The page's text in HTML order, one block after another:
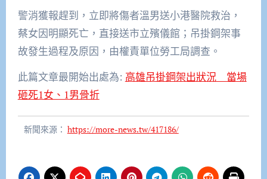
警消獲報趕到，立即將傷者溫男送小港醫院救治，
蔡女因明顯死亡，直接送市立殯儀館；吊掛鋼架事
故發生過程及原因，由權責單位勞工局調查。
此篇文章最開始出處為: 高雄吊掛鋼架出狀況 當場
砸死1女、1男骨折
新聞來源： https://more-news.tw/417186/